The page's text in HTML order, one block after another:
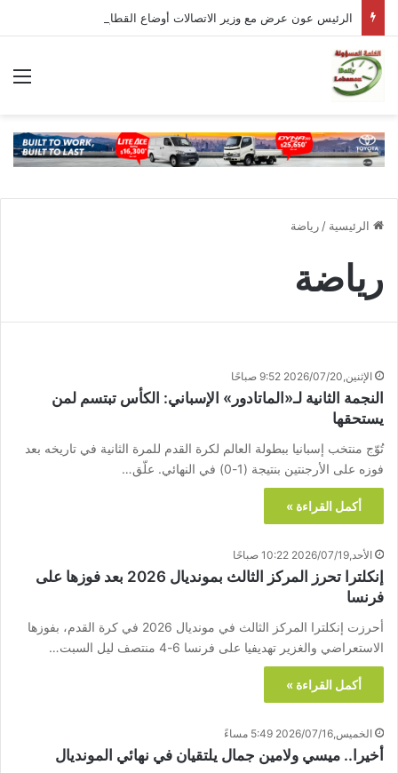
الرئيسية / رياضة
رياضة
الإثنين,2026/07/20 9:52 صباحًا
النجمة الثانية لـ«الماتادور» الإسباني: الكأس تبتسم لمن
يستحقها
تُوّج منتخب إسبانيا ببطولة العالم لكرة القدم للمرة الثانية في تاريخه بعد
فوزه على الأرجنتين بنتيجة (1-0) في النهائي. علّق…
أكمل القراءة »
الأحد,2026/07/19 10:22 صباحًا
إنكلترا تحرز المركز الثالث بمونديال 2026 بعد فوزها على
فرنسا
أحرزت إنكلترا المركز الثالث في مونديال 2026 في كرة القدم، بفوزها
الاستعراضي والغزير تهديفيا على فرنسا 6-4 منتصف ليل السبت…
أكمل القراءة »
الخميس,2026/07/16 5:49 مساءً
أخيرا.. ميسي ولامين جمال يلتقيان في نهائي المونديال